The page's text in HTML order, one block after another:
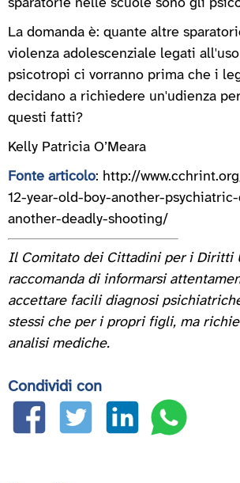
sparatorie nelle scuole sono gli
La domanda è: quante altre
violenza adolescenziale legati
psicotropi ci vorranno prima che i
decidano a richiedere un'udienza
questi fatti?
Kelly Patricia O’Meara
Fonte articolo: http://
12-year-old-boy-another-
another-deadly-shooting/
Il Comitato dei Cittadini per i Diritti
raccomanda di informarsi
accettare facili diagnosi
stessi che per i propri figli, ma
analisi mediche.
Condividi con